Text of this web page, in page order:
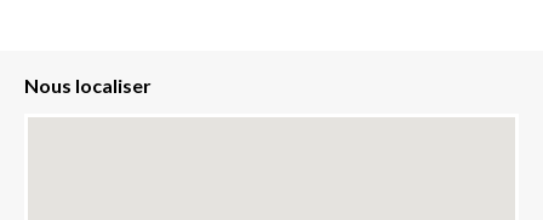
Nous localiser